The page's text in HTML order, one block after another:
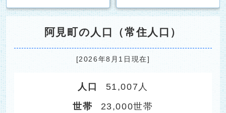
阿見町の人口（常住人口）
[2026年8月1日現在]
人口
51,007人
世帯
23,000世帯